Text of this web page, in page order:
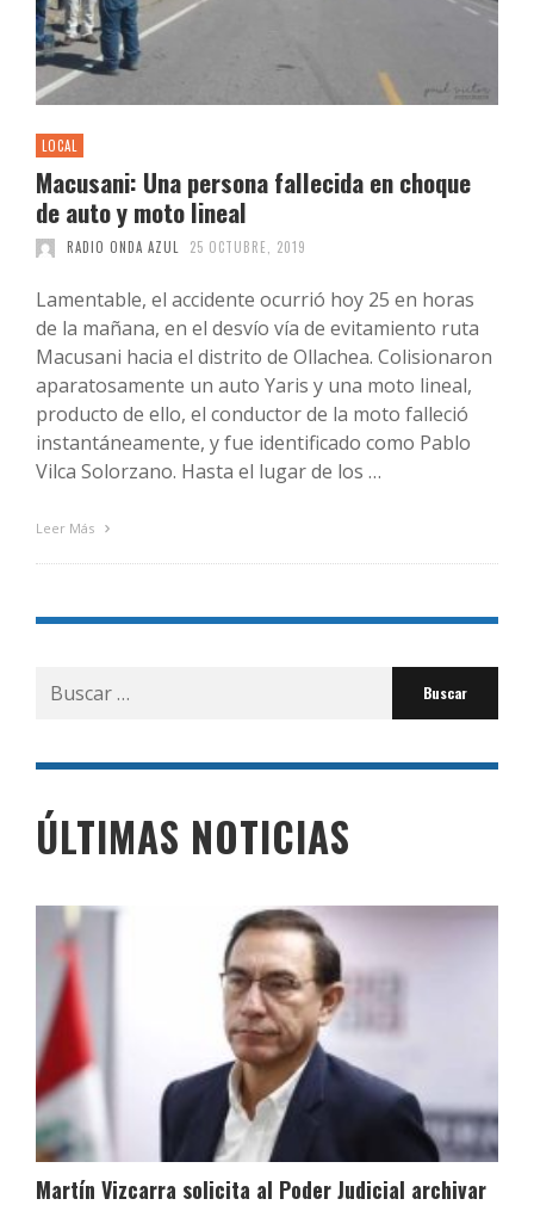
LOCAL
Macusani: Una persona fallecida en choque
de auto y moto lineal
RADIO ONDA AZUL 25 OCTUBRE, 2019
Lamentable, el accidente ocurrió hoy 25 en horas
de la mañana, en el desvío vía de evitamiento ruta
Macusani hacia el distrito de Ollachea. Colisionaron
aparatosamente un auto Yaris y una moto lineal,
producto de ello, el conductor de la moto falleció
instantáneamente, y fue identificado como Pablo
Vilca Solorzano. Hasta el lugar de los …
Leer Más
Buscar
por:
ÚLTIMAS NOTICIAS
Martín Vizcarra solicita al Poder Judicial archivar